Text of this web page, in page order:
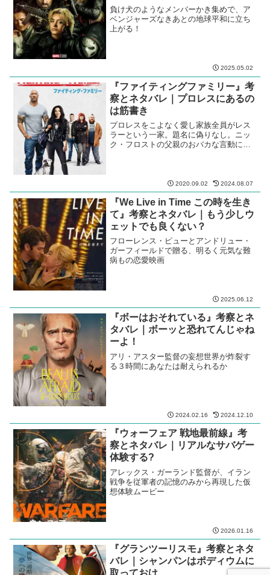
負け犬のようなメンバーかき集めで、ア
ベンジャーズなきあとの地球平和に立ち
上がる！
2025.05.02
『ファイティングファミリー』考
察とネタバレ｜プロレスにあるの
は筋書き
プロレスをこよなく愛し家族全員がレス
ラーという一家。題名に偽りなし。ニッ
ク・フロストの父親のおバカな言動に垣
2020.09.02 2024.08.07
『We Live in Time この時を生き
て』考察とネタバレ｜もう少しウ
ェットでも良くない？
フローレンス・ピューとアンドリュー・
ガーフィールドで贈る、明るく元気な難
病もの恋愛映画
2025.06.12
『ボーはおそれている』考察とネ
タバレ｜ボーッと恐れてんじゃね
ーよ！
アリ・アスター監督の妄想世界が炸裂す
る３時間にあなたは耐えられるか
2024.02.16 2024.12.10
『ウォーフェア 戦地最前線』考
察とネタバレ｜リアルなサバゲー
体験する?
アレックス・ガーランド監督が、イラン
戦争を従軍者の記憶のみから再現した仮
想体験ムービー
2026.01.16
『グランツーリスモ』考察とネタ
バレ｜シャンパンはポディウムに
取っておけ